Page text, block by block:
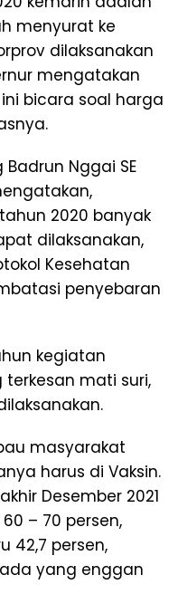
menyurat ke
dilaksanakan
mengatakan
bicara soal harga
Nggai SE
2020 banyak
dilaksanakan,
Kesehatan
penyebaran
kegiatan
mati suri,
masyarakat
harus di Vaksin.
Desember 2021
– 70 persen,
42,7 persen,
yang enggan